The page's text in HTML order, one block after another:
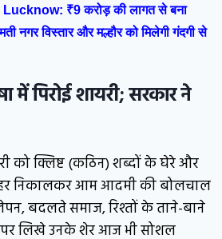
₹9 करोड़ की लागत से बना
नगर विस्तार और मल्हौर को मिलेगी गंदगी से
पिरोई शायरी; सरकार ने
को क्लिष्ट (कठिन) शब्दों के घेरे और
निकालकर आम आदमी की बोलचाल
बदलते समाज, रिश्तों के ताने-बाने
लिखे उनके शेर आज भी सोशल